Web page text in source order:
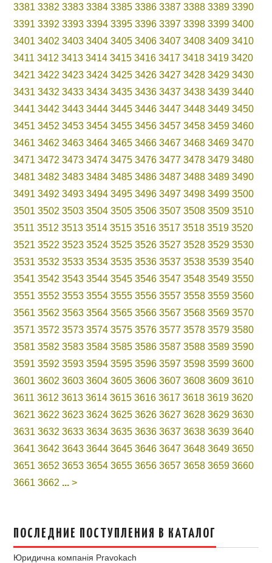
3381 3382 3383 3384 3385 3386 3387 3388 3389 3390
3391 3392 3393 3394 3395 3396 3397 3398 3399 3400
3401 3402 3403 3404 3405 3406 3407 3408 3409 3410
3411 3412 3413 3414 3415 3416 3417 3418 3419 3420
3421 3422 3423 3424 3425 3426 3427 3428 3429 3430
3431 3432 3433 3434 3435 3436 3437 3438 3439 3440
3441 3442 3443 3444 3445 3446 3447 3448 3449 3450
3451 3452 3453 3454 3455 3456 3457 3458 3459 3460
3461 3462 3463 3464 3465 3466 3467 3468 3469 3470
3471 3472 3473 3474 3475 3476 3477 3478 3479 3480
3481 3482 3483 3484 3485 3486 3487 3488 3489 3490
3491 3492 3493 3494 3495 3496 3497 3498 3499 3500
3501 3502 3503 3504 3505 3506 3507 3508 3509 3510
3511 3512 3513 3514 3515 3516 3517 3518 3519 3520
3521 3522 3523 3524 3525 3526 3527 3528 3529 3530
3531 3532 3533 3534 3535 3536 3537 3538 3539 3540
3541 3542 3543 3544 3545 3546 3547 3548 3549 3550
3551 3552 3553 3554 3555 3556 3557 3558 3559 3560
3561 3562 3563 3564 3565 3566 3567 3568 3569 3570
3571 3572 3573 3574 3575 3576 3577 3578 3579 3580
3581 3582 3583 3584 3585 3586 3587 3588 3589 3590
3591 3592 3593 3594 3595 3596 3597 3598 3599 3600
3601 3602 3603 3604 3605 3606 3607 3608 3609 3610
3611 3612 3613 3614 3615 3616 3617 3618 3619 3620
3621 3622 3623 3624 3625 3626 3627 3628 3629 3630
3631 3632 3633 3634 3635 3636 3637 3638 3639 3640
3641 3642 3643 3644 3645 3646 3647 3648 3649 3650
3651 3652 3653 3654 3655 3656 3657 3658 3659 3660
3661 3662 ... >
ПОСЛЕДНИЕ ПОСТУПЛЕНИЯ В КАТАЛОГ
Юридична компанія Pravokach